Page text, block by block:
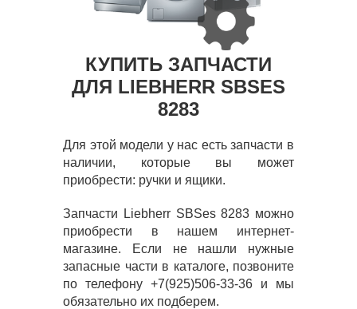
КУПИТЬ ЗАПЧАСТИ
ДЛЯ LIEBHERR SBSES
8283
Для этой модели у нас есть запчасти в
наличии, которые вы может
приобрести: ручки и ящики.
Запчасти Liebherr SBSes 8283 можно
приобрести в нашем интернет-
магазине. Если не нашли нужные
запасные части в каталоге, позвоните
по телефону +7(925)506-33-36 и мы
обязательно их подберем.